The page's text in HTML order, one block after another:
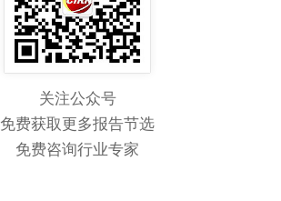
关注公众号
免费获取更多报告节选
免费咨询行业专家